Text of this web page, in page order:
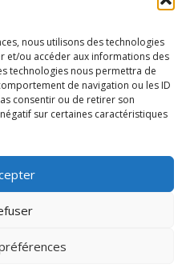
nous utilisons des technologies
et/ou accéder aux informations des
technologies nous permettra de
de navigation ou les ID
consentir ou de retirer son
sur certaines caractéristiques
9:00 - 12:30 / 13:30 - 19:00
13:30 - 19:00
9:00 - 12:30 / 13:30 - 19:00
9:00 - 12:30 / 13:30 - 19:00
9:00 - 12:30 / 13:30 - 18h00